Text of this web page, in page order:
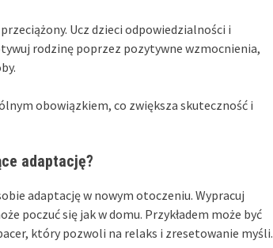
Ucz dzieci odpowiedzialności i
rodzinę poprzez pozytywne wzmocnienia,
obowiązkiem, co zwiększa skuteczność i
adaptację?
adaptację w nowym otoczeniu. Wypracuj
poczuć się jak w domu. Przykładem może być
który pozwoli na relaks i zresetowanie myśli.